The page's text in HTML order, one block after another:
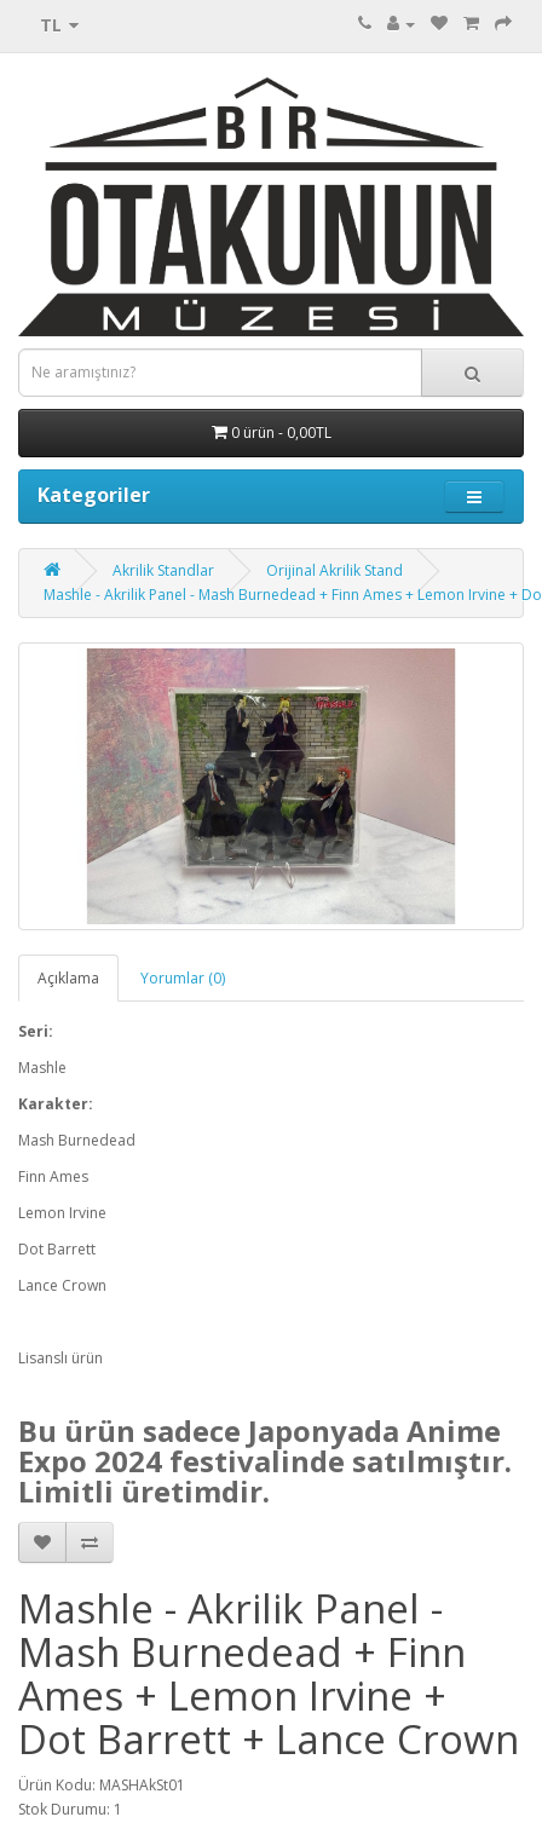
TL
0 ürün - 0,00TL
Kategoriler
Akrilik Standlar
Orijinal Akrilik Stand
Mashle - Akrilik Panel - Mash Burnedead + Finn Ames + Lemon Irvine +
Açıklama Yorumlar (0)
Seri:
Mashle
Karakter:
Mash Burnedead
Finn Ames
Lemon Irvine
Dot Barrett
Lance Crown
Lisanslı ürün
Bu ürün sadece Japonyada Anime
Expo 2024 festivalinde satılmıştır.
Limitli üretimdir.
Mashle - Akrilik Panel -
Mash Burnedead + Finn
Ames + Lemon Irvine +
Dot Barrett + Lance Crown
Ürün Kodu: MASHAkSt01
Stok Durumu: 1